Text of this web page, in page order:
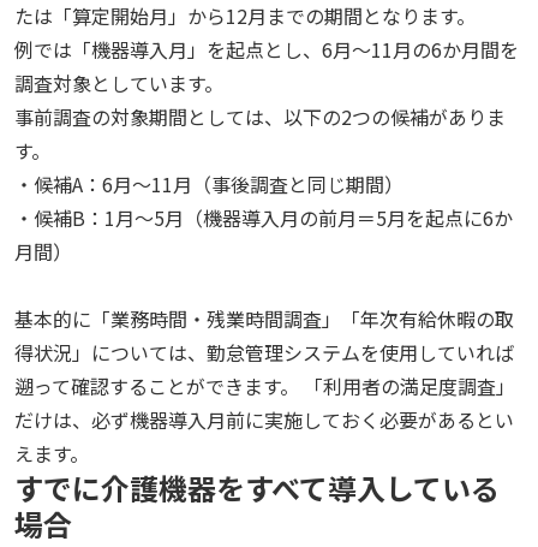
たは「算定開始月」から12月までの期間となります。
例では「機器導入月」を起点とし、6月〜11月の6か月間を
調査対象としています。
事前調査の対象期間としては、以下の2つの候補がありま
す。
・候補A：6月〜11月（事後調査と同じ期間）
・候補B：1月〜5月（機器導入月の前月＝5月を起点に6か
月間）
基本的に「業務時間・残業時間調査」「年次有給休暇の取
得状況」については、勤怠管理システムを使用していれば
遡って確認することができます。 「利用者の満足度調査」
だけは、必ず機器導入月前に実施しておく必要があるとい
えます。
すでに介護機器をすべて導入している
場合